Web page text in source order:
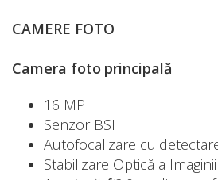
CAMERE FOTO
Camera foto principală
16 MP
Senzor BSI
Autofocalizare cu
Stabilizare Optică a